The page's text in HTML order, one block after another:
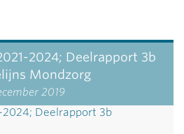
2024; Deelrapport 3b
Mondzorg
2019
Deelrapport 3b